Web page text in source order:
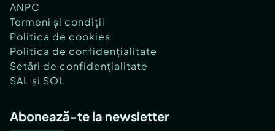
ANPC
Termeni și condiții
Politica de cookies
Politica de confidențialitate
Setări de confidențialitate
SAL și SOL
Abonează-te la newsletter